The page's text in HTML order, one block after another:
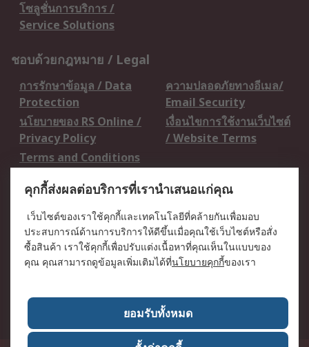
โซลูชั่นการบริการ /
Service Solutions
ชอบด้วยกฎหมาย / Legal
การรักษาข้อมูล / Data
Protection
ความปลอดภัยทางอีเมล/
Email Security
นโยบายของ RS Online /
Privacy Policy
เงื่อนไขการใช้งานเว็บไซต์
/ Website Terms
Terms and Conditions
เกี่ยวกับ RS / About RS
RS ทั่วโลก / RS
Worldwide
ข่าวประชาสัมพันธ์ / Press
Centre
บริษัทในเครือ RS /
วิธีการชำระเงิน /
เกี่ยวกับ RS / About RS
อาชีพที่ RS / Careers
คุกกี้ส่งผลต่อบริการที่เรานำเสนอแก่คุณ
เว็บไซต์ของเราใช้คุกกี้และเทคโนโลยีที่คล้ายกันเพื่อมอบ
ประสบการณ์ด้านการบริการให้ดีขึ้นเมื่อคุณใช้เว็บไซต์หรือสั่ง
ซื้อสินค้า เราใช้คุกกี้เพื่อปรับแต่งเนื้อหาที่คุณเห็นในแบบของ
คุณ คุณสามารถดูข้อมูลเพิ่มเติมได้ที่นโยบายคุกกี้ของเรา
ยอมรับทั้งหมด